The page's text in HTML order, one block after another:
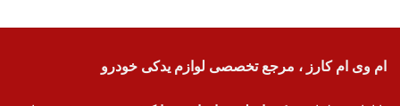
ام وی ام کارز ، مرجع تخصصی لوازم یدکی خودرو